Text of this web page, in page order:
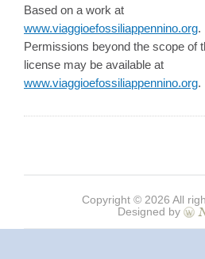
Based on a work at
www.viaggioefossiliappennino.org.
Permissions beyond the scope of
license may be available at
www.viaggioefossiliappennino.org.
Copyright © 2026 All
Designed by